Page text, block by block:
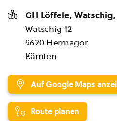
GH Löffele,
Watschig 12
9620 Hermagor
Kärnten
Auf Google Maps
Route planen